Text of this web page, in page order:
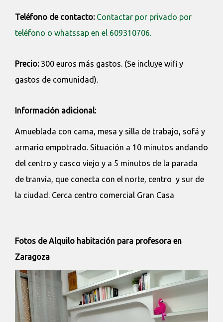
Teléfono de contacto: Contactar por privado por
teléfono o whatssap en el 609310706.
Precio:300 euros más gastos. (Se incluye wifi y
gastos de comunidad).
Información adicional:
Amueblada con cama, mesa y silla de trabajo, sofá y
armario empotrado. Situación a 10 minutos andando
del centro y casco viejo y a 5 minutos de la parada
de tranvía, que conecta con el norte, centro y sur de
la ciudad. Cerca centro comercial Gran Casa
Fotos de Alquilo habitación para profesora en
Zaragoza